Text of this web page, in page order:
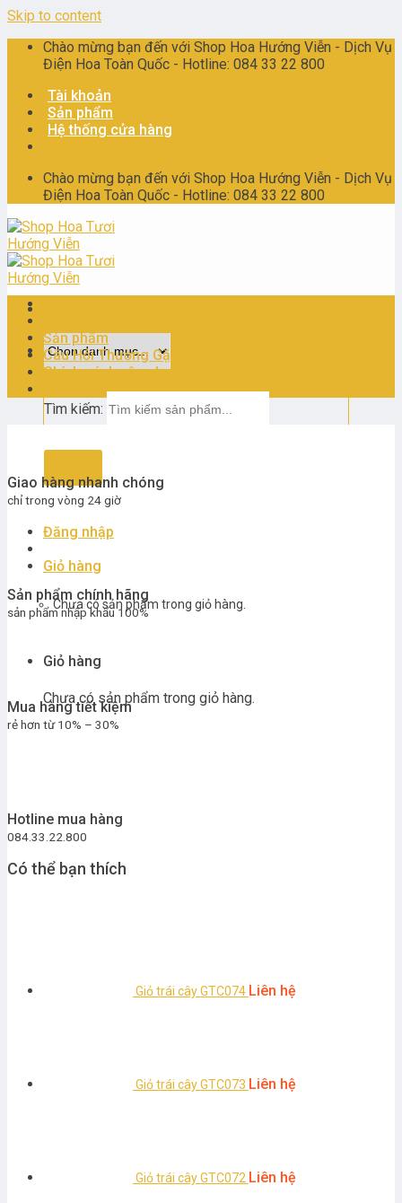
Skip to content
Chào mừng bạn đến với Shop Hoa Hướng Viễn - Dịch Vụ
Điện Hoa Toàn Quốc - Hotline: 084 33 22 800
Tài khoản
Sản phẩm
Hệ thống cửa hàng
Chào mừng bạn đến với Shop Hoa Hướng Viễn - Dịch Vụ
Điện Hoa Toàn Quốc - Hotline: 084 33 22 800
Tìm kiếm:
Đăng nhập
Giỏ hàng
Chưa có sản phẩm trong giỏ hàng.
Giỏ hàng
Chưa có sản phẩm trong giỏ hàng.
Sản phẩm
Câu Hỏi Thường Gặp
Chính sách vận chuyển
Giao hàng nhanh chóng
chỉ trong vòng 24 giờ
Sản phẩm chính hãng
sản phẩm nhập khẩu 100%
Mua hàng tiết kiệm
rẻ hơn từ 10% – 30%
Hotline mua hàng
084.33.22.800
Có thể bạn thích
Giỏ trái cây GTC074 Liên hệ
Giỏ trái cây GTC073 Liên hệ
Giỏ trái cây GTC072 Liên hệ